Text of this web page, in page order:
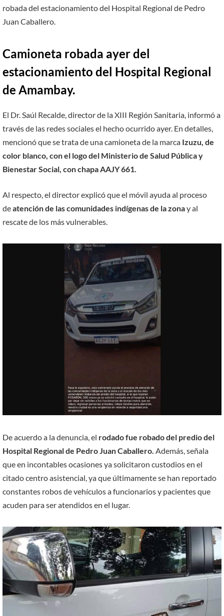
robada del estacionamiento del Hospital Regional de Pedro
Juan Caballero.
Camioneta robada ayer del
estacionamiento del Hospital Regional
de Amambay.
El Dr. Saúl Recalde, director de la XIII Región Sanitaria, informó a
través de las redes sociales el hecho ocurrido ayer. En detalles,
mencionó que se trata de una camioneta de la marca Izuzu, de
color blanco, con el logo del Ministerio de Salud Pública y
Bienestar Social, con chapa AAJY 661.
Al respecto, el director explicó que el móvil ayuda al proceso
deatención de las comunidades indígenas de la zonay al
rescate de los más vulnerables.
De acuerdo a la denuncia, el rodado fue robado del predio del
Hospital Regional de Pedro Juan Caballero. Además, señala
que en incontables ocasiones ya solicitaron custodios en el
citado centro asistencial, ya que últimamente se han reportado
constantes robos de vehículos a funcionarios y pacientes que
acuden para ser atendidos en el lugar.